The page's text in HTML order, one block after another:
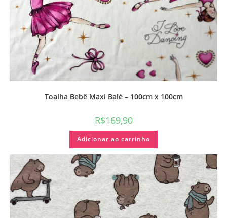
Toalha Bebê Maxi Balé – 100cm x 100cm
R$169,90
Adicionar ao carrinho